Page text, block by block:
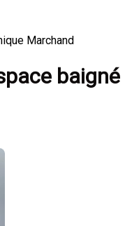
Marchand